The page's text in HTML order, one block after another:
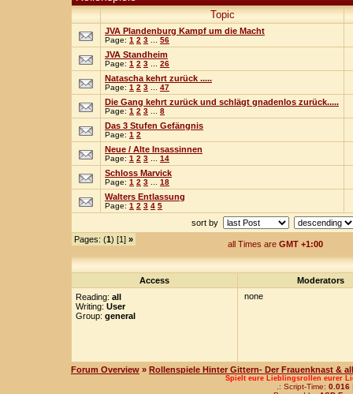
Topic
JVA Plandenburg Kampf um die Macht
Page: 1 2 3 56
JVA Standheim
Page: 1 2 3 26
Natascha kehrt zurück .....
Page: 1 2 3 47
Die Gang kehrt zurück und schlägt gnadenlos zurück.....
Page: 1 2 3 8
Das 3 Stufen Gefängnis
Page: 1 2
Neue / Alte Insassinnen
Page: 1 2 3 14
Schloss Marvick
Page: 1 2 3 18
Walters Entlassung
Page: 1 2 3 4 5
sort by
Pages: (1) [1] » all Times are GMT +1:00
Access
Moderators
Reading: all
Writing: User
Group: general
none
Forum Overview » Rollenspiele Hinter Gittern- Der Frauenknast &
Spielt eure Lieblingsrollen eurer
.: Script-Time: 0.016